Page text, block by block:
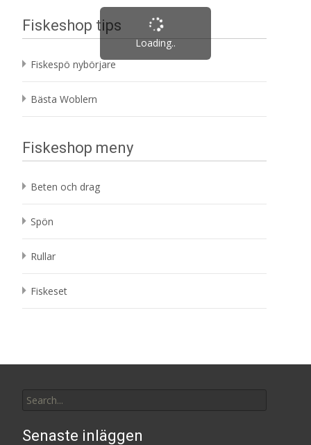
Loading..
Fiskeshop tips
Fiskespö nybörjare
Bästa Woblern
Fiskeshop meny
Beten och drag
Spön
Rullar
Fiskeset
for:
Senaste inläggen